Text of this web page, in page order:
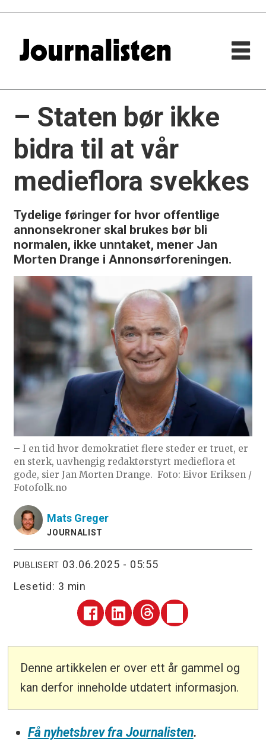
– Staten bør ikke
bidra til at vår
medieflora svekkes
Tydelige føringer for hvor offentlige
annonsekroner skal brukes bør bli
normalen, ikke unntaket, mener Jan
Morten Drange i Annonsørforeningen.
– I en tid hvor demokratiet flere steder er truet, er
en sterk, uavhengig redaktørstyrt medieflora et
gode, sier Jan Morten Drange. Foto: Eivor Eriksen /
Fotofolk.no
Mats Greger
JOURNALIST
PUBLISERT
03.06.2025 - 05:55
Lesetid: 3 min
Denne artikkelen er over ett år gammel og
kan derfor inneholde utdatert informasjon.
Få nyhetsbrev fra Journalisten.